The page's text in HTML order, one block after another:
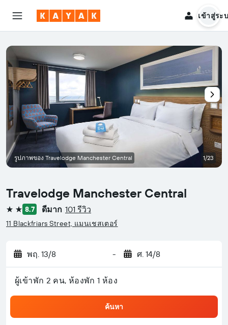
เข้าสู่ระ
Travelodge Manchester Central
2 ดาว8.7 ดีมาก 101 รีวิว
11 Blackfriars Street, แมนเชสเตอร์
พฤ. 13/8 - ศ. 14/8
ผู้เข้าพัก 2 คน, ห้องพัก 1 ห้อง
ค้นหา
รูปภาพของ Travelodge Manchester Central 1/23